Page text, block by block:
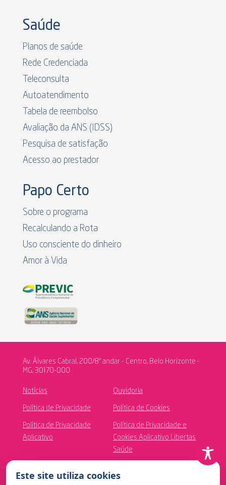
Saúde
Planos de saúde
Rede Credenciada
Teleconsulta
Autoatendimento
Tabela de reembolso
Avaliação da ANS (IDSS)
Pesquisa de satisfação
Acesso ao prestador
Papo Certo
Sobre o programa
Recalculando a Rota
Uso consciente do dinheiro
Amor à Vida
Av. Álvares Cabral, 200/8º andar - Centro, Belo Horizonte -
MG, 30170-000
Notícias Ouvidoria
Política de Privacidade Política de Cookies
Política de Privacidade
Aplicativo
Política de Privacidade e
Cookies Aplicativo Libertas
Saúde
Este site utiliza cookies